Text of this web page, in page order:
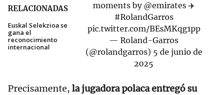
RELACIONADAS
Euskal Selekzioa se
gana el
reconocimiento
internacional
moments by @emirates✈️
#RolandGarros
pic.twitter.com/BEsMKqg1pp
— Roland-Garros
(@rolandgarros) 5 de junio de
2025
Precisamente, la jugadora polaca entregó su